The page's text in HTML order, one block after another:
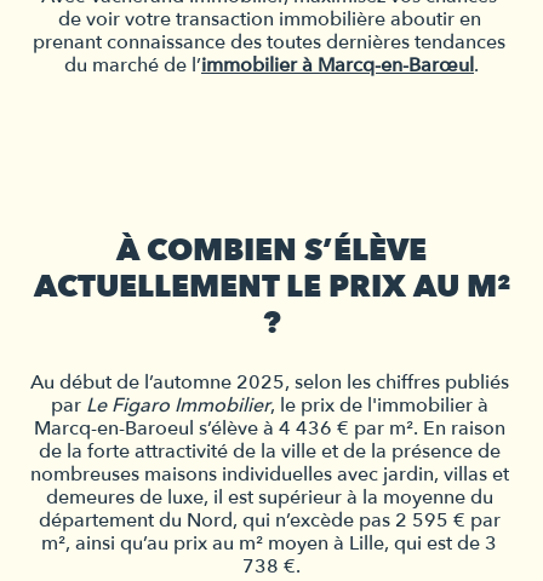
de voir votre transaction immobilière aboutir en
prenant connaissance des toutes dernières tendances
du marché de l’immobilier à Marcq-en-Barœul.
À COMBIEN S’ÉLÈVE
ACTUELLEMENT LE PRIX AU M²
?
Au début de l’automne 2025, selon les chiffres publiés
par Le Figaro Immobilier, le prix de l'immobilier à
Marcq-en-Baroeul s’élève à 4 436 € par m². En raison
de la forte attractivité de la ville et de la présence de
nombreuses maisons individuelles avec jardin, villas et
demeures de luxe, il est supérieur à la moyenne du
département du Nord, qui n’excède pas 2 595 € par
m², ainsi qu’au prix au m² moyen à Lille, qui est de 3
738 €.